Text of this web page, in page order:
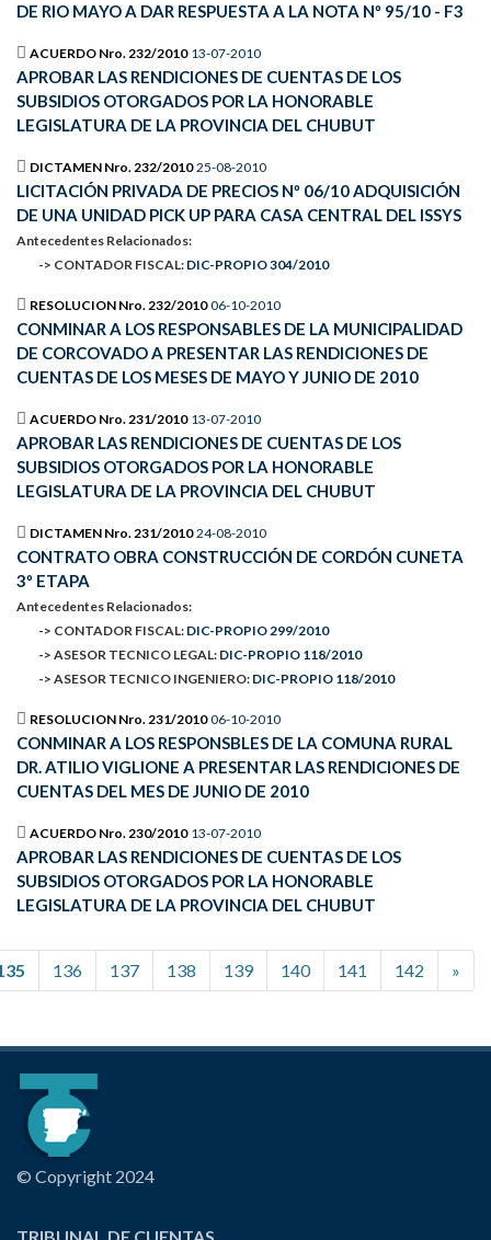
DE RIO MAYO A DAR RESPUESTA A LA NOTA Nº 95/10 - F3
ACUERDO Nro. 232/2010 13-07-2010
APROBAR LAS RENDICIONES DE CUENTAS DE LOS
SUBSIDIOS OTORGADOS POR LA HONORABLE
LEGISLATURA DE LA PROVINCIA DEL CHUBUT
DICTAMEN Nro. 232/2010 25-08-2010
LICITACIÓN PRIVADA DE PRECIOS Nº 06/10 ADQUISICIÓN
DE UNA UNIDAD PICK UP PARA CASA CENTRAL DEL ISSYS
Antecedentes Relacionados:
-> CONTADOR FISCAL: DIC-PROPIO 304/2010
RESOLUCION Nro. 232/2010 06-10-2010
CONMINAR A LOS RESPONSABLES DE LA MUNICIPALIDAD
DE CORCOVADO A PRESENTAR LAS RENDICIONES DE
CUENTAS DE LOS MESES DE MAYO Y JUNIO DE 2010
ACUERDO Nro. 231/2010 13-07-2010
APROBAR LAS RENDICIONES DE CUENTAS DE LOS
SUBSIDIOS OTORGADOS POR LA HONORABLE
LEGISLATURA DE LA PROVINCIA DEL CHUBUT
DICTAMEN Nro. 231/2010 24-08-2010
CONTRATO OBRA CONSTRUCCIÓN DE CORDÓN CUNETA
3º ETAPA
Antecedentes Relacionados:
-> CONTADOR FISCAL: DIC-PROPIO 299/2010
-> ASESOR TECNICO LEGAL: DIC-PROPIO 118/2010
-> ASESOR TECNICO INGENIERO: DIC-PROPIO 118/2010
RESOLUCION Nro. 231/2010 06-10-2010
CONMINAR A LOS RESPONSBLES DE LA COMUNA RURAL
DR. ATILIO VIGLIONE A PRESENTAR LAS RENDICIONES DE
CUENTAS DEL MES DE JUNIO DE 2010
ACUERDO Nro. 230/2010 13-07-2010
APROBAR LAS RENDICIONES DE CUENTAS DE LOS
SUBSIDIOS OTORGADOS POR LA HONORABLE
LEGISLATURA DE LA PROVINCIA DEL CHUBUT
136 137 138 139 140 141 142 »
© Copyright 2024